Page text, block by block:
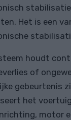
Het is een
houdt
of
gebeurtenis
het
motor